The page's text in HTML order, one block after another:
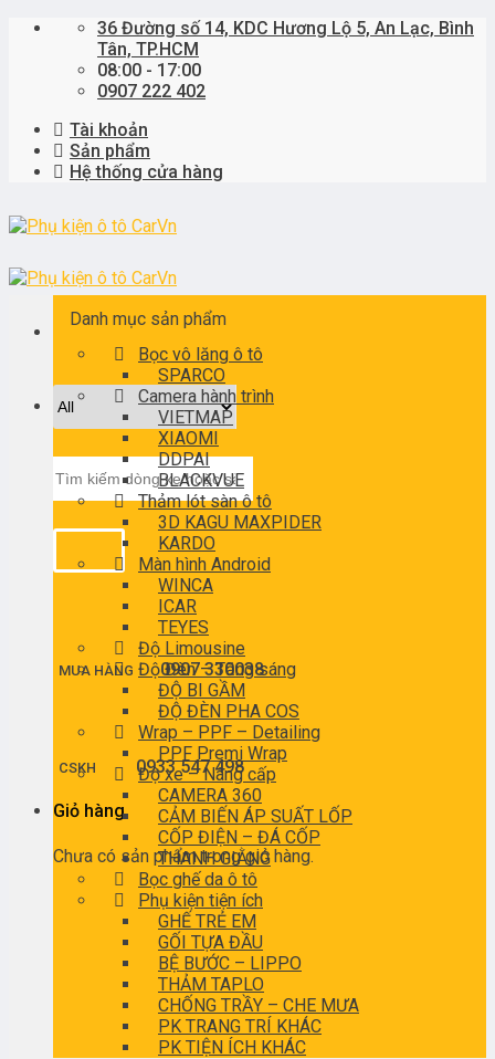
Skip
36 Đường số 14, KDC Hương Lộ 5, An Lạc, Bình
Tân, TP.HCM
08:00 - 17:00
0907 222 402
Tài khoản
Sản phẩm
Hệ thống cửa hàng
kiếm:
MUA HÀNG0907 330038
CSKH 0933 547 498
Giỏ hàng
Chưa có sản phẩm trong giỏ hàng.
Danh mục sản phẩm
Bọc vô lăng ô tô
SPARCO
Camera hành trình
VIETMAP
XIAOMI
DDPAI
BLACKVUE
Thảm lót sàn ô tô
3D KAGU MAXPIDER
KARDO
Màn hình Android
WINCA
ICAR
TEYES
Độ Limousine
Độ Đèn – Tăng sáng
ĐỘ BI GẦM
ĐỘ ĐÈN PHA COS
Wrap – PPF – Detailing
PPF Premi Wrap
Độ xe – Nâng cấp
CAMERA 360
CẢM BIẾN ÁP SUẤT LỐP
CỐP ĐIỆN – ĐÁ CỐP
THANH GIẰNG
Bọc ghế da ô tô
Phụ kiện tiện ích
GHẾ TRẺ EM
GỐI TỰA ĐẦU
BỆ BƯỚC – LIPPO
THẢM TAPLO
CHỐNG TRẦY – CHE MƯA
PK TRANG TRÍ KHÁC
PK TIỆN ÍCH KHÁC